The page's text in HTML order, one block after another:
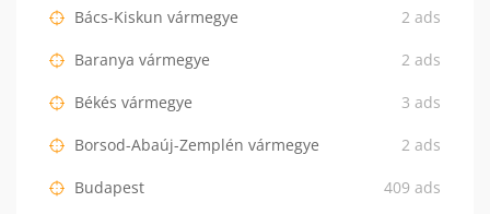
Bács-Kiskun vármegye 2 ads
Baranya vármegye 2 ads
Békés vármegye 3 ads
Borsod-Abaúj-Zemplén vármegye 2 ads
Budapest 409 ads